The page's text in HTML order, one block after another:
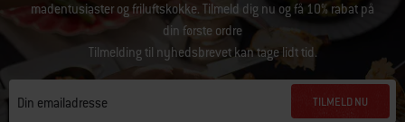
madentusiaster og friluftskokke. Tilmeld dig nu og få 10% rabat på
din første ordre
Tilmelding til nyhedsbrevet kan tage lidt tid.
Din emailadresse TILMELD NU